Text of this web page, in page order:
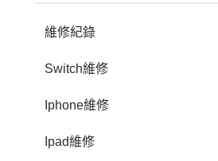
維修紀錄
Switch維修
Iphone維修
Ipad維修